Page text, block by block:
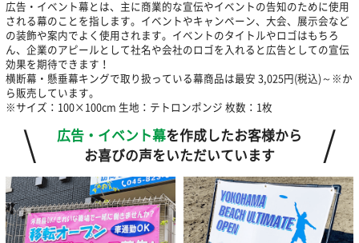
広告・イベント幕とは、主に商業的な宣伝やイベントの告知のために使用
される幕のことを指します。イベントやキャンペーン、大会、展示会など
の装飾や案内でよく使用されます。イベントのタイトルやロゴはもちろ
ん、企業のアピールとして社名や会社のロゴを入れると広告としての宣伝
効果を期待できます！
横断幕・懸垂幕キングで取り扱っている幕商品は最安 3,025円(税込)～※か
ら販売しています。
※サイズ：100×100cm 生地：テトロンポンジ 枚数：1枚
広告・イベント幕を作成したお客様から
お喜びの声をいただいています